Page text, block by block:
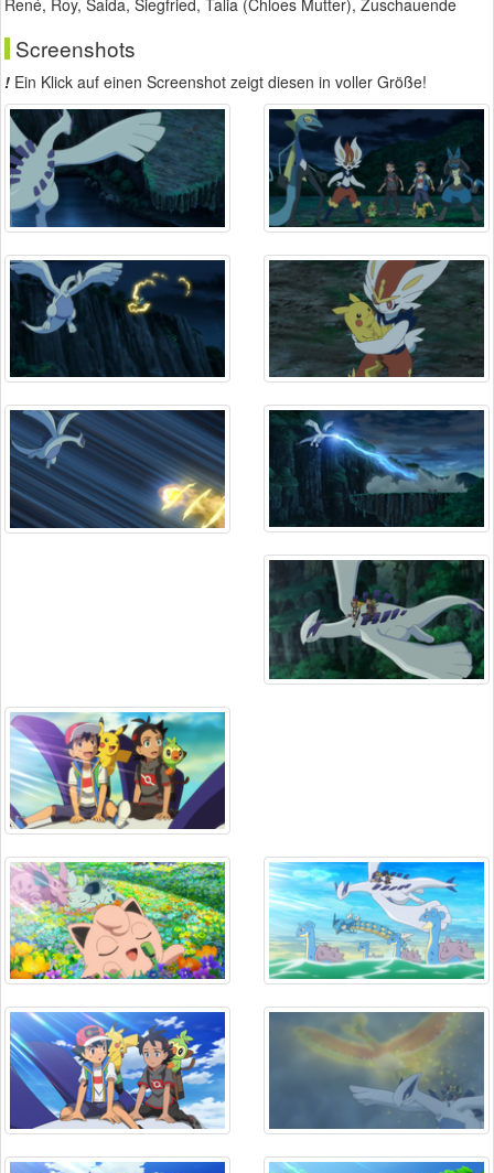
René, Roy, Saida, Siegfried, Talia (Chloes Mutter), Zuschauende
Screenshots
! Ein Klick auf einen Screenshot zeigt diesen in voller Größe!